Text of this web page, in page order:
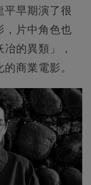
平早期演了很
，片中角色也
的異類」，
商業電影。